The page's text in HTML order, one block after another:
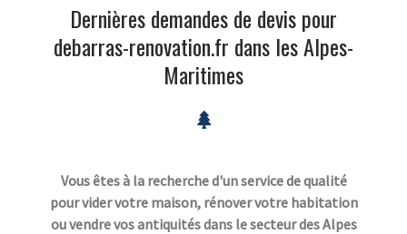
Dernières demandes de devis pour
debarras-renovation.fr dans les Alpes-
Maritimes
Vous êtes à la recherche d'un service de qualité
pour vider votre maison, rénover votre habitation
ou vendre vos antiquités dans le secteur des Alpes